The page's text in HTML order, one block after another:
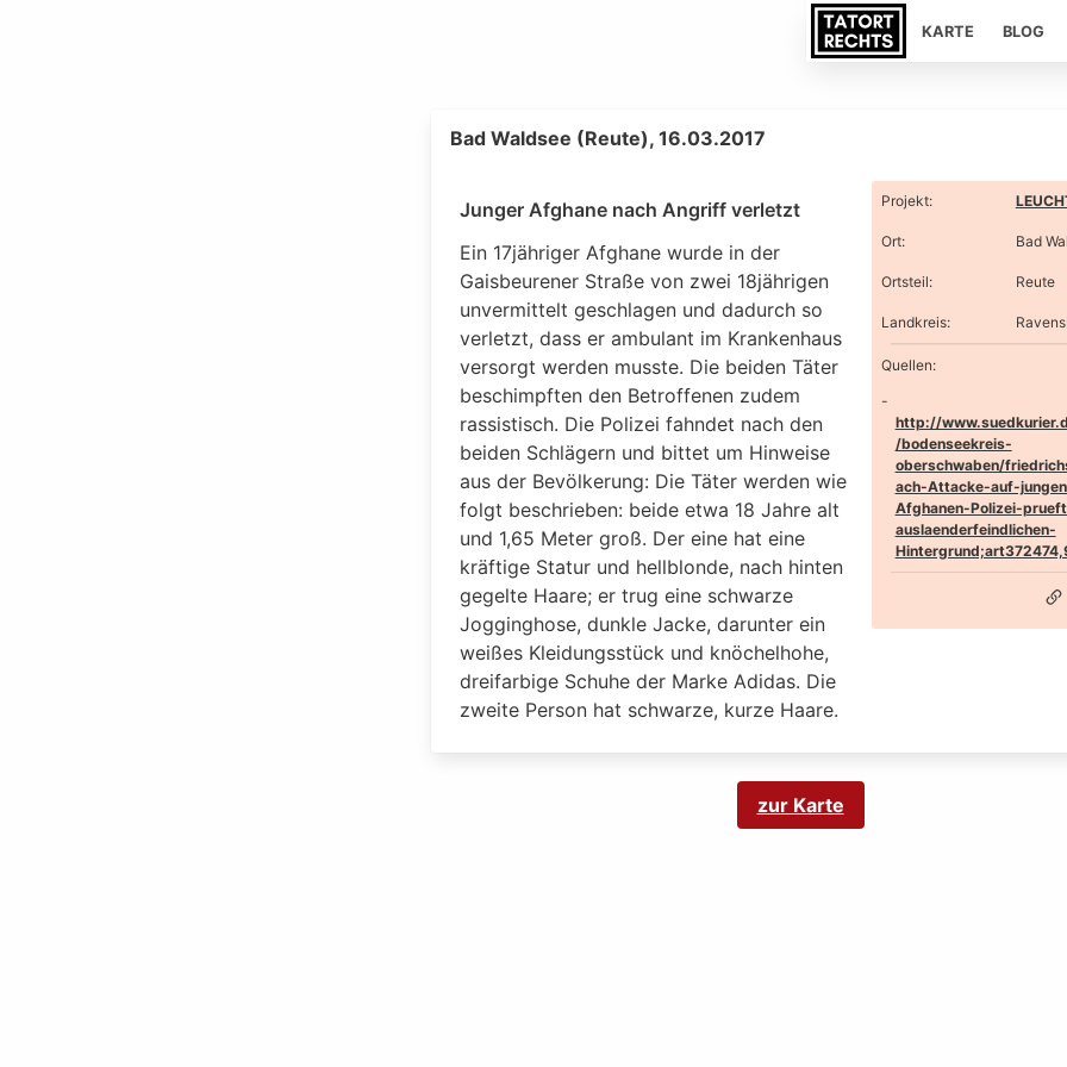
KARTE BLOG
Bad Waldsee (Reute), 16.03.2017
Junger Afghane nach Angriff verletzt
Ein 17jähriger Afghane wurde in der
Gaisbeurener Straße von zwei 18jährigen
unvermittelt geschlagen und dadurch so
verletzt, dass er ambulant im Krankenhaus
versorgt werden musste. Die beiden Täter
beschimpften den Betroffenen zudem
rassistisch. Die Polizei fahndet nach den
beiden Schlägern und bittet um Hinweise
aus der Bevölkerung: Die Täter werden wie
folgt beschrieben: beide etwa 18 Jahre alt
und 1,65 Meter groß. Der eine hat eine
kräftige Statur und hellblonde, nach hinten
gegelte Haare; er trug eine schwarze
Jogginghose, dunkle Jacke, darunter ein
weißes Kleidungsstück und knöchelhohe,
dreifarbige Schuhe der Marke Adidas. Die
zweite Person hat schwarze, kurze Haare.
Projekt:
Ort: Bad
Ortsteil: Reute
Landkreis:
Quellen:
http://
/bodenseekreis-
oberschwaben/
ach-Attacke-auf-
Afghanen-Polizei-
auslaenderfeindlichen-
zur Karte